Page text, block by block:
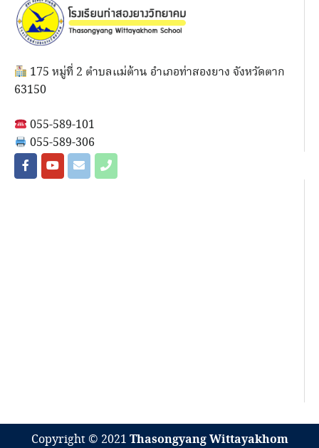
175 หมู่ที่ 2 ตำบลแม่ต้าน อำเภอท่าสองยาง จังหวัดตาก
63150
055-589-101
055-589-306
Copyright © 2021 Thasongyang Wittayakhom